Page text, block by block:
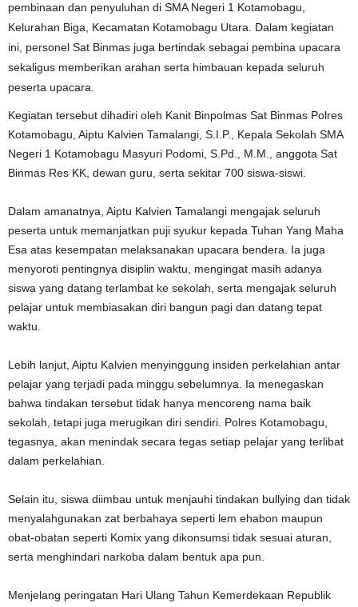
pembinaan dan penyuluhan di SMA Negeri 1 Kotamobagu,
Kelurahan Biga, Kecamatan Kotamobagu Utara. Dalam kegiatan
ini, personel Sat Binmas juga bertindak sebagai pembina upacara
sekaligus memberikan arahan serta himbauan kepada seluruh
peserta upacara.
Kegiatan tersebut dihadiri oleh Kanit Binpolmas Sat Binmas Polres
Kotamobagu, Aiptu Kalvien Tamalangi, S.I.P., Kepala Sekolah SMA
Negeri 1 Kotamobagu Masyuri Podomi, S.Pd., M.M., anggota Sat
Binmas Res KK, dewan guru, serta sekitar 700 siswa-siswi.
Dalam amanatnya, Aiptu Kalvien Tamalangi mengajak seluruh
peserta untuk memanjatkan puji syukur kepada Tuhan Yang Maha
Esa atas kesempatan melaksanakan upacara bendera. Ia juga
menyoroti pentingnya disiplin waktu, mengingat masih adanya
siswa yang datang terlambat ke sekolah, serta mengajak seluruh
pelajar untuk membiasakan diri bangun pagi dan datang tepat
waktu.
Lebih lanjut, Aiptu Kalvien menyinggung insiden perkelahian antar
pelajar yang terjadi pada minggu sebelumnya. Ia menegaskan
bahwa tindakan tersebut tidak hanya mencoreng nama baik
sekolah, tetapi juga merugikan diri sendiri. Polres Kotamobagu,
tegasnya, akan menindak secara tegas setiap pelajar yang terlibat
dalam perkelahian.
Selain itu, siswa diimbau untuk menjauhi tindakan bullying dan tidak
menyalahgunakan zat berbahaya seperti lem ehabon maupun
obat-obatan seperti Komix yang dikonsumsi tidak sesuai aturan,
serta menghindari narkoba dalam bentuk apa pun.
Menjelang peringatan Hari Ulang Tahun Kemerdekaan Republik